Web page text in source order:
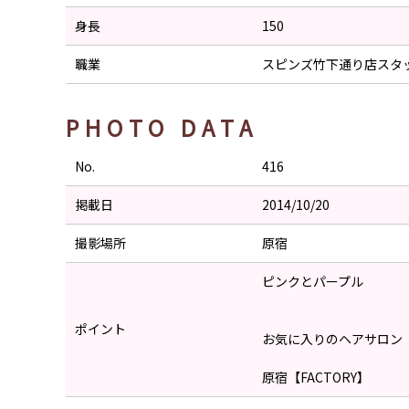
身長 150
職業 スピンズ竹下通り店スタ
PHOTO DATA
No. 416
掲載日 2014/10/20
撮影場所 原宿
ポイント
ピンクとパープル
お気に入りのヘアサロン
原宿【FACTORY】